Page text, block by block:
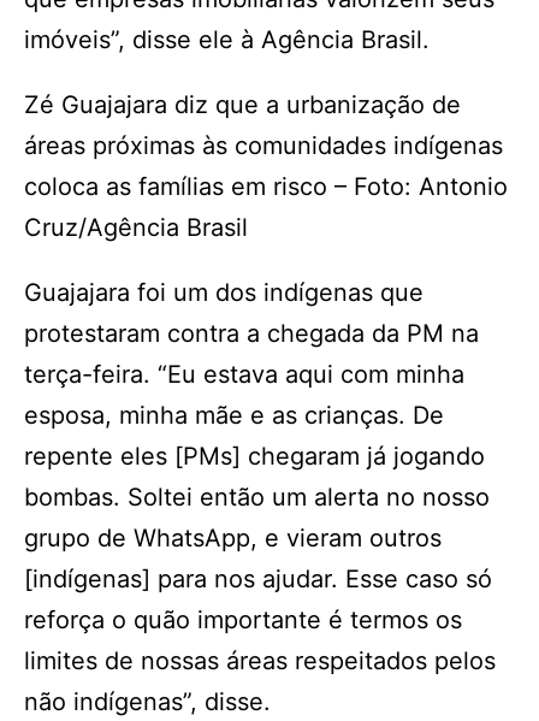
imóveis”, disse ele à Agência Brasil.
Zé Guajajara diz que a urbanização de
áreas próximas às comunidades indígenas
coloca as famílias em risco – Foto: Antonio
Cruz/Agência Brasil
Guajajara foi um dos indígenas que
protestaram contra a chegada da PM na
terça-feira. “Eu estava aqui com minha
esposa, minha mãe e as crianças. De
repente eles [PMs] chegaram já jogando
bombas. Soltei então um alerta no nosso
grupo de WhatsApp, e vieram outros
[indígenas] para nos ajudar. Esse caso só
reforça o quão importante é termos os
limites de nossas áreas respeitados pelos
não indígenas”, disse.